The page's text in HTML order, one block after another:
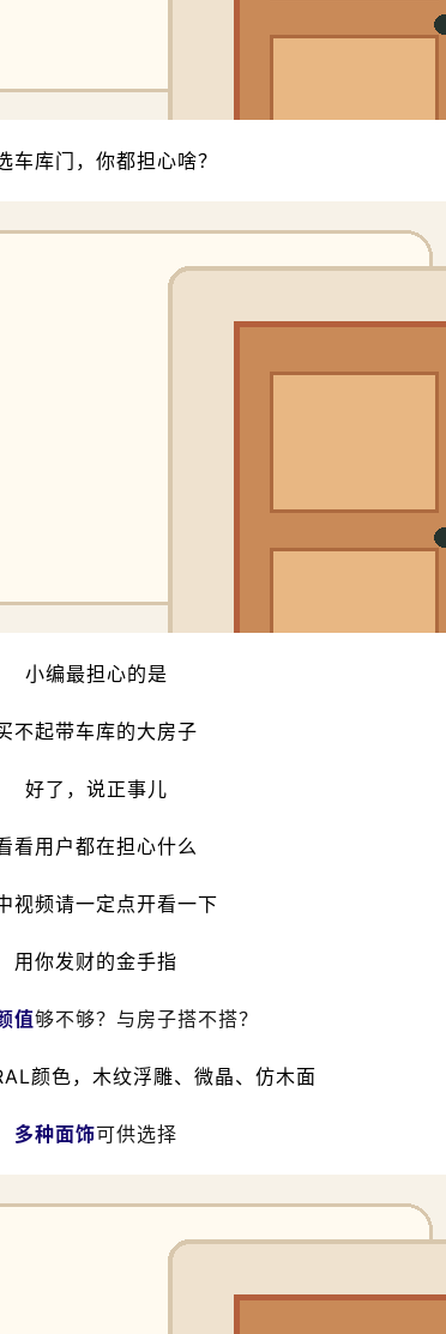
车库门，你都担心啥？
小编最担心的是
不起带车库的大房子
好了，说正事儿
看用户都在担心什么
视频请一定点开看一下
用你发财的金手指
值够不够？与房子搭不搭？
颜色，木纹浮雕、微晶、仿木面
多种面饰可供选择